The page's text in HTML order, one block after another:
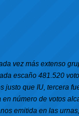
vez más extenso
escaño 481.520
que IU, tercera
número de votos
emitida en las